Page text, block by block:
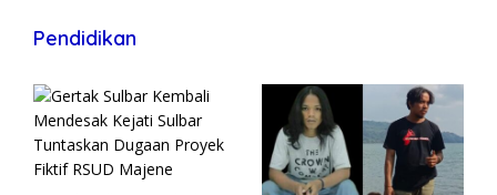
Pendidikan